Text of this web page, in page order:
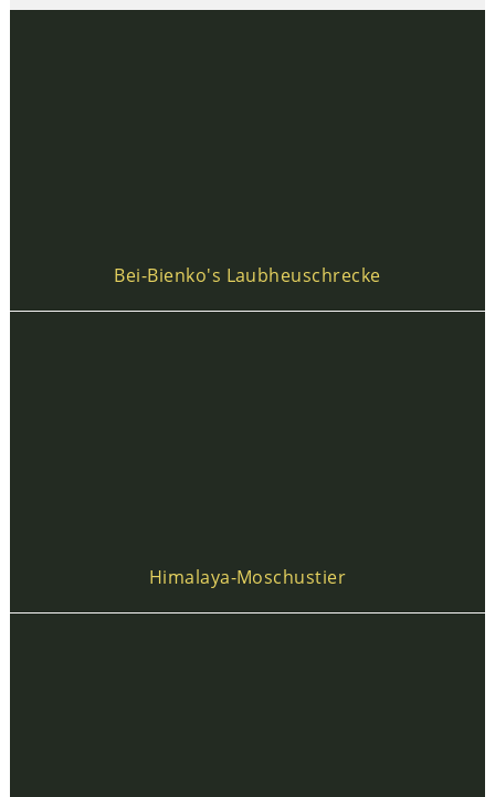
Bei-Bienko's Laubheuschrecke
Himalaya-Moschustier